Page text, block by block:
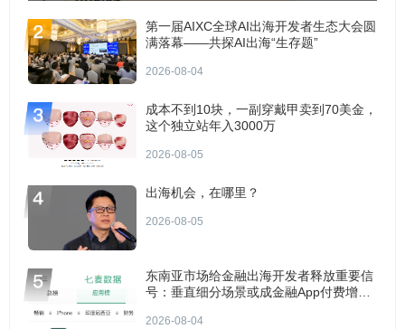
第一届AIXC全球AI出海开发者生态大会圆
满落幕——共探AI出海“生存题”
2026-08-04
成本不到10块，一副穿戴甲卖到70美金，
这个独立站年入3000万
2026-08-05
出海机会，在哪里？
2026-08-05
东南亚市场给金融出海开发者释放重要信
号：垂直细分场景或成金融App付费增长
2026-08-04